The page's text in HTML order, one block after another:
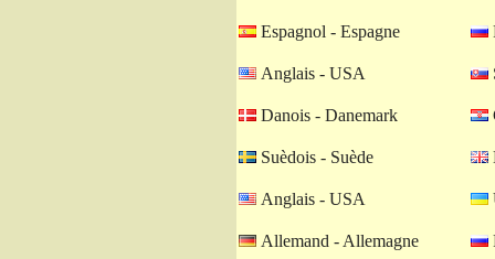
Espagnol - Espagne
Anglais - USA
Danois - Danemark
Suèdois - Suède
Anglais - USA
Allemand - Allemagne